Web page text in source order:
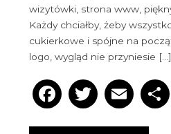
wizytówki, strona www,
Każdy chciałby, żeby
cukierkowe i spójne na
logo, wygląd nie przyniesie […]
Facebook
Twitter